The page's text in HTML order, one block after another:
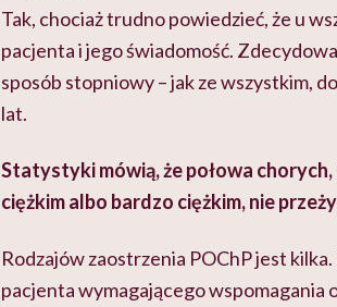
Tak, chociaż trudno powiedzieć, że u
pacjenta i jego świadomość.
sposób stopniowy – jak ze wszystkim,
lat.
Statystyki mówią, że połowa
ciężkim albo bardzo ciężkim, nie
Rodzajów zaostrzenia POChP jest
pacjenta wymagającego wspomagania